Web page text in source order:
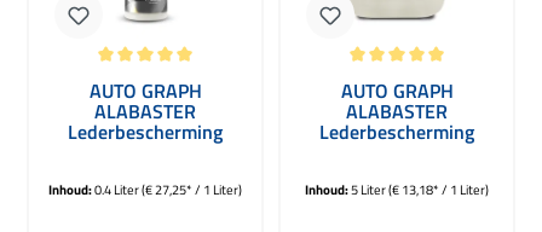
Gemiddelde waardering van 5 van 5 sterren
AUTO GRAPH
ALABASTER
Lederbescherming
Inhoud:0.4 Liter(€ 27,25* / 1 Liter)
Gemiddelde waardering van 5 van
AUTO GRAPH
ALABASTER
Lederbescherming
Inhoud:5 Liter(€ 13,18* / 1 Liter)